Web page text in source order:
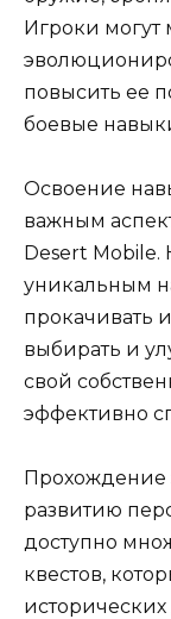
Игроки
повысить ее
боевые
Освоение
важным
Desert Mobile.
уникальным
прокачивать
выбирать и
свой
эффективно
Прохождение
развитию
доступно
квестов,